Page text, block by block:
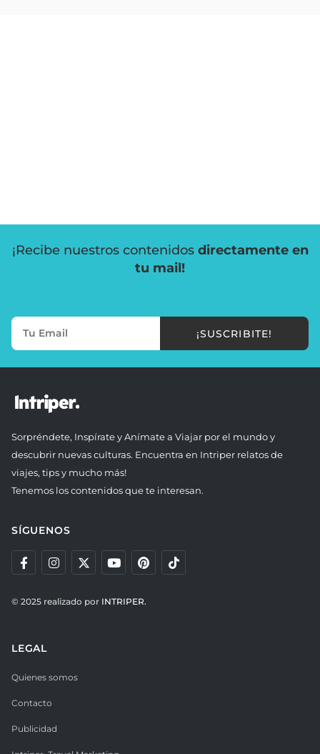
¡Recibe nuestros contenidos directamente en
tu mail!
¡SUSCRIBITE!
Sorpréndete, Inspírate y Anímate a Viajar por el mundo y
descubrir nuevas culturas. Encuentra en Intriper relatos de
viajes, tips y mucho más!
Tenemos los contenidos que te interesan.
SÍGUENOS
© 2025 realizado por INTRIPER.
LEGAL
Quienes somos
Contacto
Publicidad